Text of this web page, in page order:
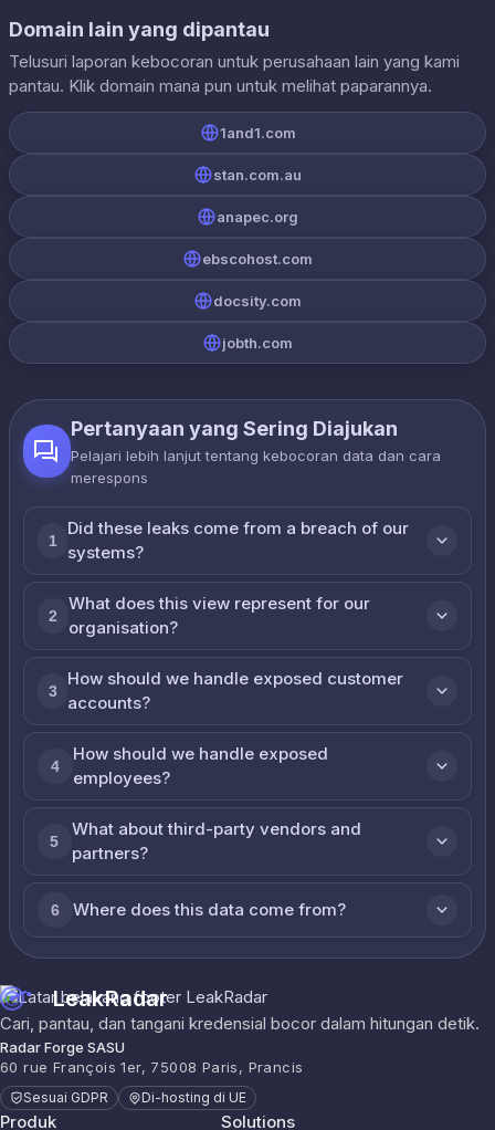
Domain lain yang dipantau
Telusuri laporan kebocoran untuk perusahaan lain yang kami
pantau. Klik domain mana pun untuk melihat paparannya.
1and1.com
stan.com.au
anapec.org
ebscohost.com
docsity.com
jobth.com
Pertanyaan yang Sering Diajukan
Pelajari lebih lanjut tentang kebocoran data dan cara
merespons
1
Did these leaks come from a breach of our
systems?
2
What does this view represent for our
organisation?
3
How should we handle exposed customer
accounts?
4
How should we handle exposed
employees?
5
What about third-party vendors and
partners?
6 Where does this data come from?
LeakRadar
Cari, pantau, dan tangani kredensial bocor dalam hitungan detik.
Radar Forge SASU
60 rue François 1er, 75008 Paris, Prancis
Sesuai GDPR Di-hosting di UE
Produk Solutions